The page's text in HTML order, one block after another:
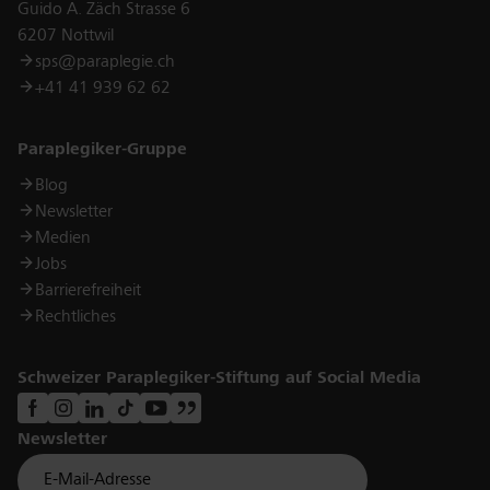
Guido A. Zäch Strasse 6
6207 Nottwil
sps@paraplegie.ch
+41 41 939 62 62
Links
Paraplegiker-Gruppe
Blog
Newsletter
Medien
Jobs
Barrierefreiheit
Rechtliches
Schweizer Paraplegiker-Stiftung auf Social Media
Newsletter